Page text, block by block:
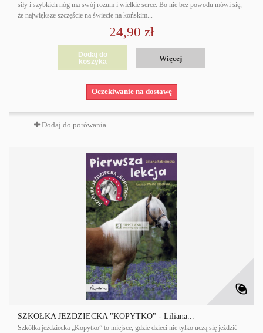
siły i szybkich nóg ma swój rozum i wielkie serce. Bo nie bez powodu mówi się,
że największe szczęście na świecie na końskim...
24,90 zł
Dodaj do
koszyka
Więcej
Oczekiwanie na dostawę
Dodaj do porówania
SZKÓŁKA JEŹDZIECKA "KOPYTKO" - Liliana...
Szkółka jeździecka „Kopytko” to miejsce, gdzie dzieci nie tylko uczą się jeździć